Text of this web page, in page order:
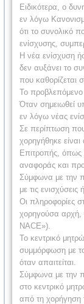
Ειδικότερα, ο
εν λόγω
ότι το συνολικό
ενίσχυσης,
Η νέα ενίσχυση
δεν αυξάνει το
που καθορίζεται
Το προβλεπόμενο
Όταν σημειωθεί
εν λόγω νέας
Σε περίπτωση
χορηγήθηκε
Επιτροπής, όπως
αναφοράς και
Σύμφωνα με την
με τις
Οι πληροφορίες
χορηγούσα αρχή,
NACE»).
Το κεντρικό
συμμόρφωση με
όταν απαιτείται.
Σύμφωνα με την
στο κεντρικό
από τη χορήγηση